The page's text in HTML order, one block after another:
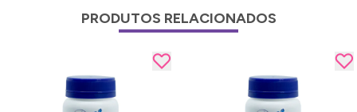
PRODUTOS RELACIONADOS